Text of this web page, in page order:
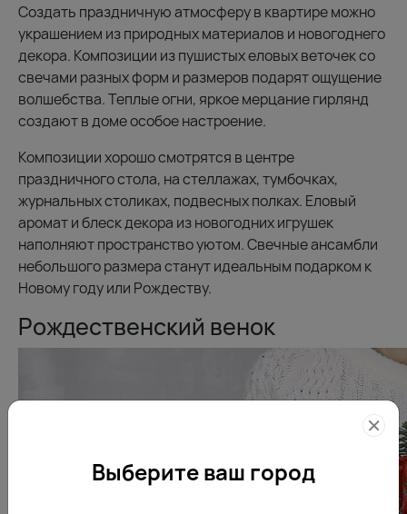
Создать праздничную атмосферу в квартире можно
украшением из природных материалов и новогоднего
декора. Композиции из пушистых еловых веточек со
свечами разных форм и размеров подарят ощущение
волшебства. Теплые огни, яркое мерцание гирлянд
создают в доме особое настроение.
Композиции хорошо смотрятся в центре
праздничного стола, на стеллажах, тумбочках,
журнальных столиках, подвесных полках. Еловый
аромат и блеск декора из новогодних игрушек
наполняют пространство уютом. Свечные ансамбли
небольшого размера станут идеальным подарком к
Новому году или Рождеству.
Рождественский венок
Выберите ваш город